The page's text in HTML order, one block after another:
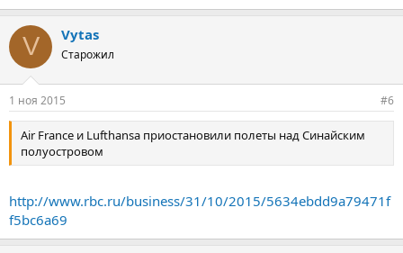
V Vytas
Старожил
1 ноя 2015 #6
Air France и Lufthansa приостановили полеты над Синайским
полуостровом
http://www.rbc.ru/business/31/10/2015/5634ebdd9a79471f
f5bc6a69